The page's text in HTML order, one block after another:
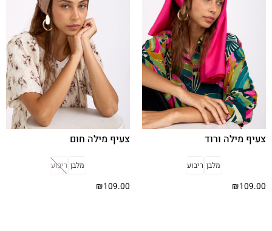
צעיף מילה ורוד
מלבן ריבוע
₪109.00
צעיף מילה חום
מלבן ריבוע
₪109.00